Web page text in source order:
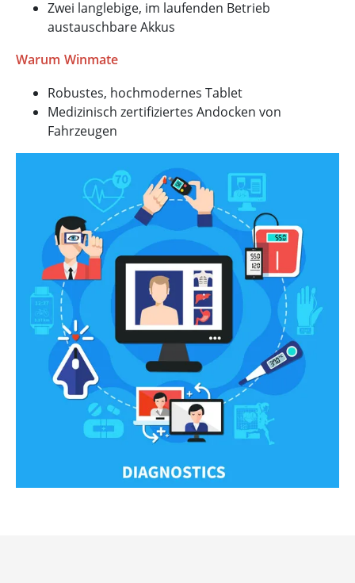
Zwei langlebige, im laufenden Betrieb
austauschbare Akkus
Warum Winmate
Robustes, hochmodernes Tablet
Medizinisch zertifiziertes Andocken von
Fahrzeugen